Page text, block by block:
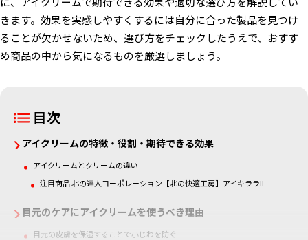
きます。効果を実感しやすくするには自分に合った製品を見つけ
ることが欠かせないため、選び方をチェックしたうえで、おすす
め商品の中から気になるものを厳選しましょう。
目次
アイクリームの特徴・役割・期待できる効果
アイクリームとクリームの違い
注目商品 北の達人コーポレーション【北の快適工房】アイキララII
目元のケアにアイクリームを使うべき理由
目元の皮膚を保湿することで小じわを防ぐ